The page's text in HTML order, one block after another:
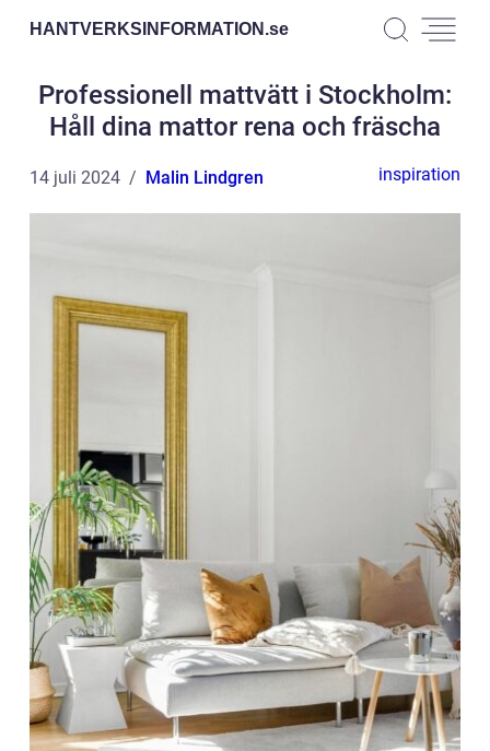
HANTVERKSINFORMATION.se
Professionell mattvätt i Stockholm:
Håll dina mattor rena och fräscha
14 juli 2024 Malin Lindgren inspiration